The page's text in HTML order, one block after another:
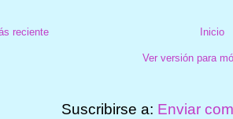
reciente Inicio
Ver versión para
Suscribirse a: Enviar